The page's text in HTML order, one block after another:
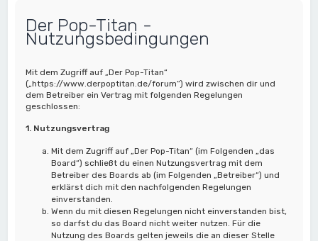
Der Pop-Titan -
Nutzungsbedingungen
Mit dem Zugriff auf „Der Pop-Titan“
(„https://www.derpoptitan.de/forum“) wird zwischen dir und
dem Betreiber ein Vertrag mit folgenden Regelungen
geschlossen:
1. Nutzungsvertrag
Mit dem Zugriff auf „Der Pop-Titan“ (im Folgenden „das
Board“) schließt du einen Nutzungsvertrag mit dem
Betreiber des Boards ab (im Folgenden „Betreiber“) und
erklärst dich mit den nachfolgenden Regelungen
einverstanden.
Wenn du mit diesen Regelungen nicht einverstanden bist,
so darfst du das Board nicht weiter nutzen. Für die
Nutzung des Boards gelten jeweils die an dieser Stelle